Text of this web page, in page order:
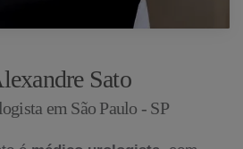
Sato
em São Paulo - SP